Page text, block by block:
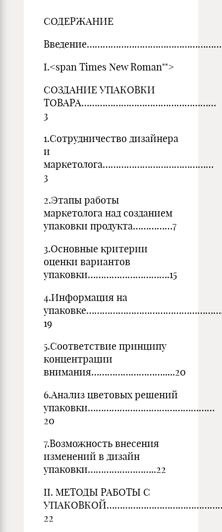
СОДЕРЖАНИЕ
I.<span Times New Roman"">
СОЗДАНИЕ УПАКОВКИ
ТОВАРА……………………………………………
3
1.Сотрудничество дизайнера
и
маркетолога……………………………………
3
2.Этапы работы
маркетолога над созданием
упаковки продукта……………7
3.Основные критерии
оценки вариантов
упаковки………………………….15
4.Информация на
19
5.Соответствие принципу
концентрации
внимания……………………….....20
6.Анализ цветовых решений
упаковки…………………………………………
20
7.Возможность внесения
изменений в дизайн
упаковки……………………..22
II. МЕТОДЫ РАБОТЫ С
22